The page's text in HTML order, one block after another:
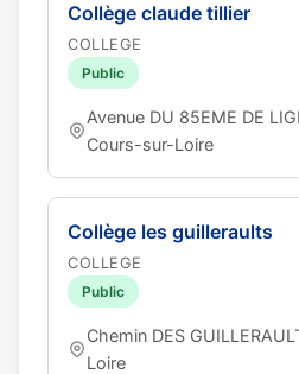
Collège claude tillier
COLLEGE
Public
Avenue DU 85EME DE
Cours-sur-Loire
Collège les guilleraults
COLLEGE
Public
Chemin DES
Loire